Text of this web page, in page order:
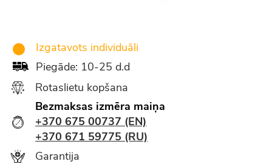
Izgatavots individuāli
Piegāde: 10-25 d.d
Rotaslietu kopšana
Bezmaksas izmēra maiņa
+370 675 00737 (EN)
+370 671 59775 (RU)
Garantija